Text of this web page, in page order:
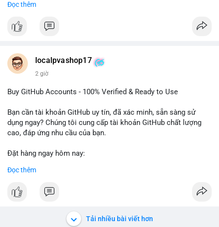
#68dot0591btc
chúng tôi qua:
- Email: localpvashop@gmail.com
dịch vụ chuyên nghiệp!
#buytextnowaccounts #pva #textnow
Đọc thêm
localpvashop17
2 giờ
Buy GitHub Accounts - 100% Verified & Ready to Use
Bạn cần tài khoản GitHub uy tín, đã xác minh, sẵn sàng sử
dụng ngay? Chúng tôi cung cấp tài khoản GitHub chất lượng
cao, đáp ứng nhu cầu của bạn.
Đặt hàng ngay hôm nay:
✅ Phản hồi trong 24 giờ
✅ WhatsApp: +1 (66
✅ Telegram: @localpvashop
Đọc thêm
Tải nhiều bài viết hơn